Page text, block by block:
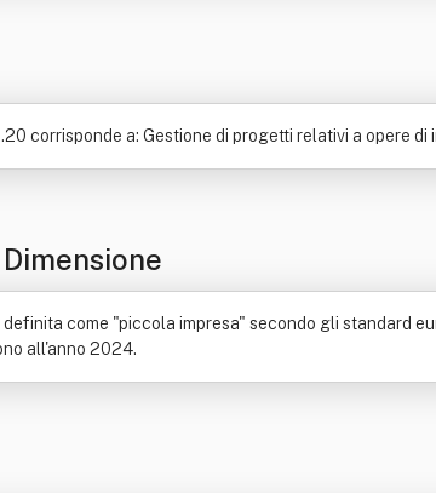
corrisponde a: Gestione di progetti relativi a opere
come "piccola impresa" secondo gli standard
all'anno 2024.